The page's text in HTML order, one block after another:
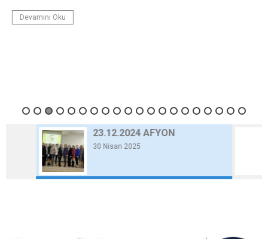
Devamını Oku
23.12.2024 AFYON
30 Nisan 2025